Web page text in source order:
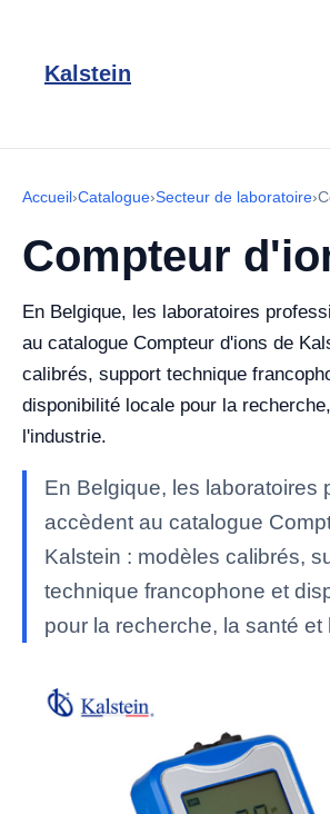
Kalstein
Accueil›Catalogue›Secteur de laboratoire›
Compteur
En Belgique, les laboratoires
au catalogue Compteur d'ions de
calibrés, support technique
disponibilité locale pour la
l'industrie.
En Belgique, les laboratoires
accèdent au catalogue
Kalstein : modèles calibrés,
technique francophone et
pour la recherche, la santé et